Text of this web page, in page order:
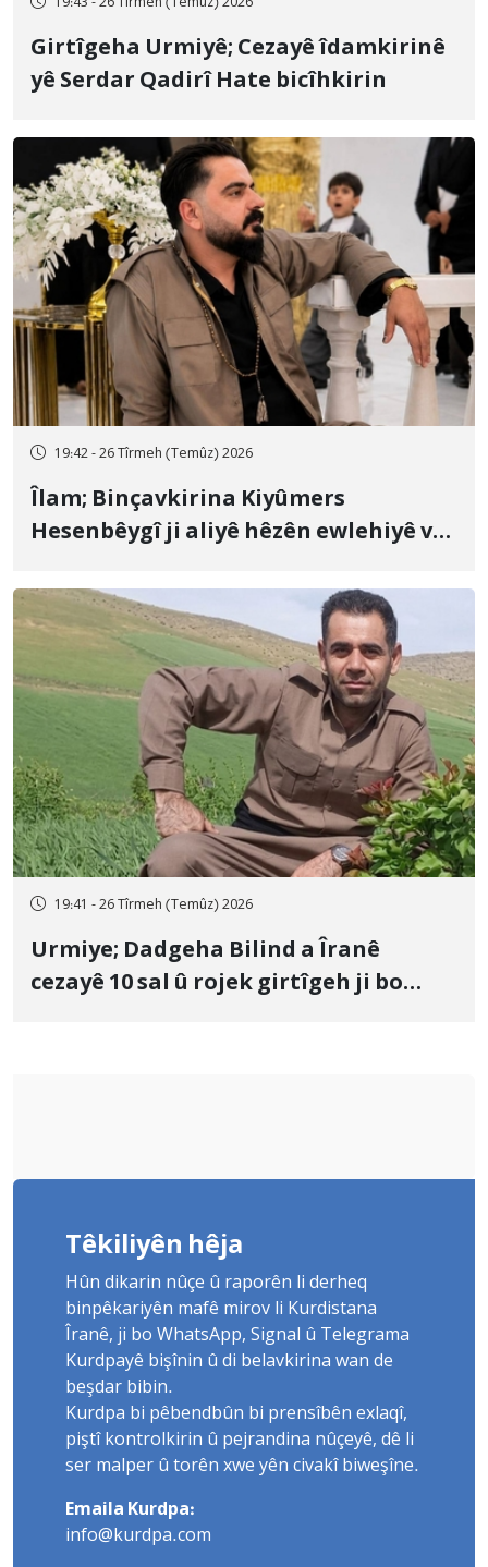
Girtîgeha Urmiyê; Cezayê îdamkirinê
yê Serdar Qadirî Hate bicîhkirin
19:42 - 26 Tîrmeh (Temûz) 2026
Îlam; Binçavkirina Kiyûmers
Hesenbêygî ji aliyê hêzên ewlehiyê ve
19:41 - 26 Tîrmeh (Temûz) 2026
Urmiye; Dadgeha Bilind a Îranê
cezayê 10 sal û rojek girtîgeh ji bo
Têkiliyên hêja
Hûn dikarin nûçe û raporên li derheq
binpêkariyên mafê mirov li Kurdistana
Îranê, ji bo WhatsApp, Signal û Telegrama
Kurdpayê bişînin û di belavkirina wan de
beşdar bibin.
Kurdpa bi pêbendbûn bi prensîbên exlaqî,
piştî kontrolkirin û pejrandina nûçeyê, dê li
ser malper û torên xwe yên civakî biweşîne.
Emaila Kurdpa:
info@kurdpa.com